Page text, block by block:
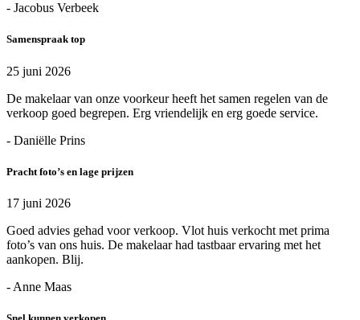
- Jacobus Verbeek
Samenspraak top
25 juni 2026
De makelaar van onze voorkeur heeft het samen regelen van de
verkoop goed begrepen. Erg vriendelijk en erg goede service.
- Daniëlle Prins
Pracht foto’s en lage prijzen
17 juni 2026
Goed advies gehad voor verkoop. Vlot huis verkocht met prima
foto’s van ons huis. De makelaar had tastbaar ervaring met het
aankopen. Blij.
- Anne Maas